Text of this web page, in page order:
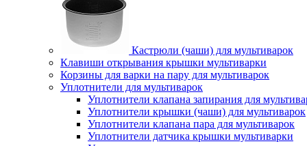
Кастрюли (чаши) для мультиварок
Клавиши открывания крышки мультиварки
Корзины для варки на пару для мультиварок
Уплотнители для мультиварок
Уплотнители клапана запирания для
Уплотнители крышки (чаши) для мультиварок
Уплотнители клапана пара для мультиварок
Уплотнители датчика крышки мультиварки